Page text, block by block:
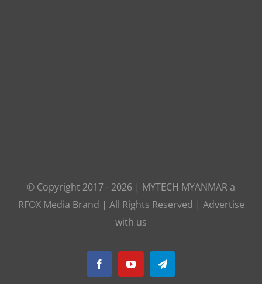
© Copyright 2017 - 2026 | MYTECH MYANMAR a
RFOX Media Brand | All Rights Reserved | Advertise
with us
FacebookYouTubeTelegram